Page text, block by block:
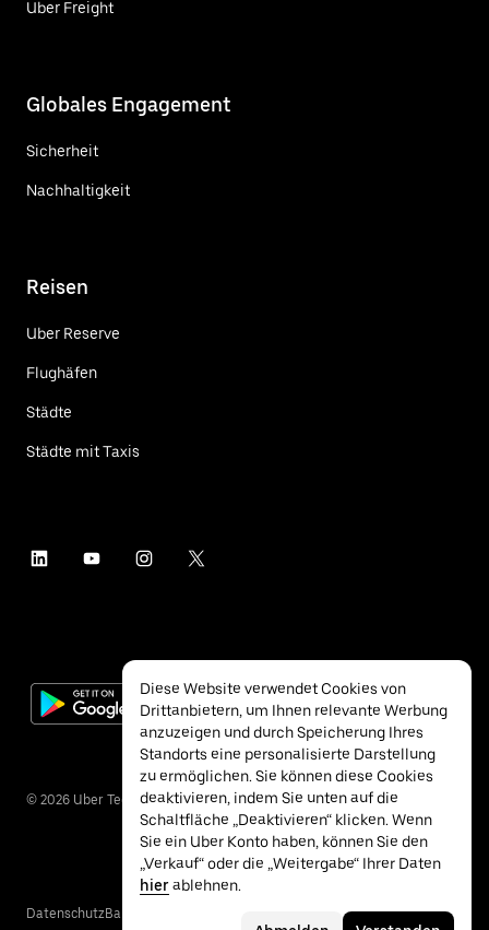
Uber Freight
Globales Engagement
Sicherheit
Nachhaltigkeit
Reisen
Uber Reserve
Flughäfen
Städte
Städte mit Taxis
© 2026 Uber Technologies Inc.
DatenschutzBarrierefreiheit
Diese Website verwendet Cookies von
Drittanbietern, um Ihnen relevante Werbung
anzuzeigen und durch Speicherung Ihres
Standorts eine personalisierte Darstellung
zu ermöglichen. Sie können diese Cookies
deaktivieren, indem Sie unten auf die
Schaltfläche „Deaktivieren“ klicken. Wenn
Sie ein Uber Konto haben, können Sie den
„Verkauf“ oder die „Weitergabe“ Ihrer Daten
hierablehnen.